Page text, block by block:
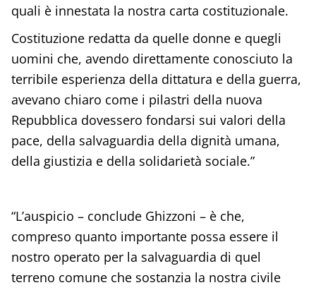
quali è innestata la nostra carta costituzionale.
Costituzione redatta da quelle donne e quegli
uomini che, avendo direttamente conosciuto la
terribile esperienza della dittatura e della guerra,
avevano chiaro come i pilastri della nuova
Repubblica dovessero fondarsi sui valori della
pace, della salvaguardia della dignità umana,
della giustizia e della solidarietà sociale.”
“L’auspicio – conclude Ghizzoni – è che,
compreso quanto importante possa essere il
nostro operato per la salvaguardia di quel
terreno comune che sostanzia la nostra civile